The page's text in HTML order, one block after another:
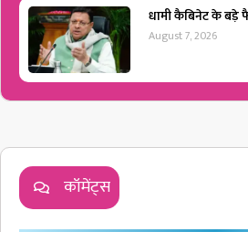
धामी कैबिनेट के बड़े
August 7, 2026
कॉमेंट्स